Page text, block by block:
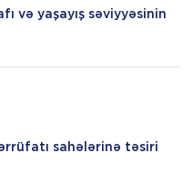
və yaşayış səviyyəsinin
sahələrinə təsiri